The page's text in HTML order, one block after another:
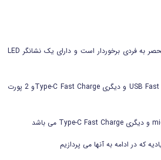
این پاوربانک از طراحی زیبا و منحصر به فردی برخوردار است و داراى یک نشانگر LED
و 2 پورت
که در ادامه به آنها می پردازیم